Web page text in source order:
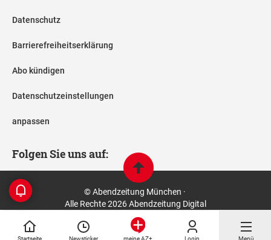
Startseite Newsticker meine AZ+ Login Menü
Datenschutz
Barrierefreiheitserklärung
Abo kündigen
Datenschutzeinstellungen
anpassen
Folgen Sie uns auf:
© Abendzeitung München ·
Alle Rechte 2026 Abendzeitung Digital